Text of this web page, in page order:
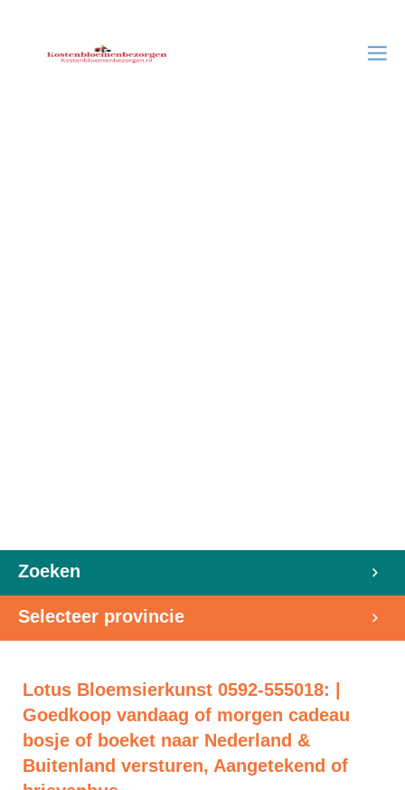
Zoeken
Selecteer provincie
Lotus Bloemsierkunst 0592-555018: |
Goedkoop vandaag of morgen cadeau
bosje of boeket naar Nederland &
Buitenland versturen, Aangetekend of